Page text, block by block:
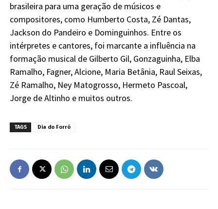
brasileira para uma geração de músicos e
compositores, como Humberto Costa, Zé Dantas,
Jackson do Pandeiro e Dominguinhos. Entre os
intérpretes e cantores, foi marcante a influência na
formação musical de Gilberto Gil, Gonzaguinha, Elba
Ramalho, Fagner, Alcione, Maria Betânia, Raul Seixas,
Zé Ramalho, Ney Matogrosso, Hermeto Pascoal,
Jorge de Altinho e muitos outros.
TAGS Dia do Forró